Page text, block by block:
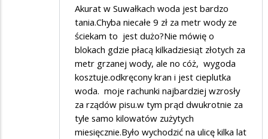
Akurat w Suwałkach woda jest bardzo
tania.Chyba niecałe 9 zł za metr wody ze
ściekam to jest dużo?Nie mówię o
blokach gdzie płacą kilkadziesiąt złotych za
metr grzanej wody, ale no cóż, wygoda
kosztuje.odkręcony kran i jest cieplutka
woda. moje rachunki najbardziej wzrosły
za rządów pisu.w tym prąd dwukrotnie za
tyle samo kilowatów zużytych
miesięcznie.Było wychodzić na ulicę kilka lat